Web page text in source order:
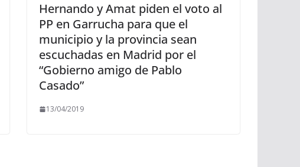
Hernando y Amat piden el voto al
PP en Garrucha para que el
municipio y la provincia sean
escuchadas en Madrid por el
“Gobierno amigo de Pablo
Casado”
13/04/2019